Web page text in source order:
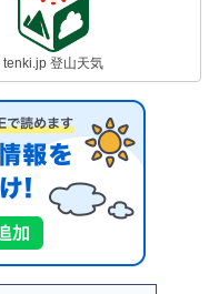
tenki.jp 登山天気